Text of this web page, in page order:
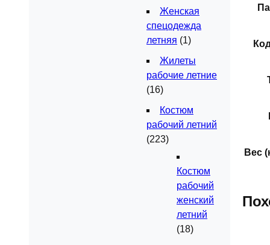
Вес
Женская
спецодежда
летняя (1)
Жилеты
рабочие летние
(16)
Костюм
рабочий летний
(223)
Костюм
рабочий
женский
летний
(18)